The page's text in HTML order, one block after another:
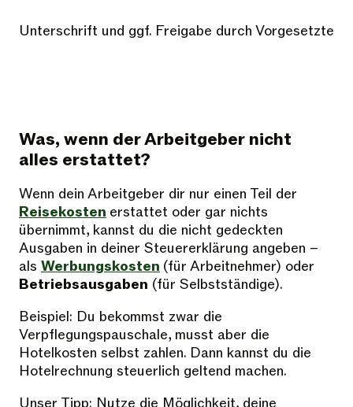
Unterschrift und ggf. Freigabe durch Vorgesetzte
Was, wenn der Arbeitgeber nicht
alles erstattet?
Wenn dein Arbeitgeber dir nur einen Teil der
Reisekosten erstattet oder gar nichts
übernimmt, kannst du die nicht gedeckten
Ausgaben in deiner Steuererklärung angeben –
als Werbungskosten (für Arbeitnehmer) oder
Betriebsausgaben (für Selbstständige).
Beispiel: Du bekommst zwar die
Verpflegungspauschale, musst aber die
Hotelkosten selbst zahlen. Dann kannst du die
Hotelrechnung steuerlich geltend machen.